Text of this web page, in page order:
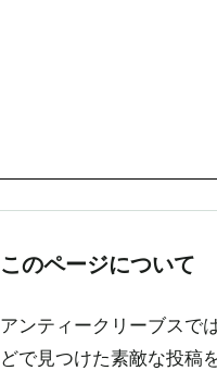
このページについて
アンティークリーブスで
どで見つけた素敵な投稿